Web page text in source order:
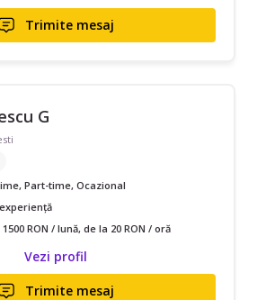
Trimite mesaj
G
Part-time, Ocazional
RON / lună, de la 20 RON / oră
Vezi profil
Trimite mesaj